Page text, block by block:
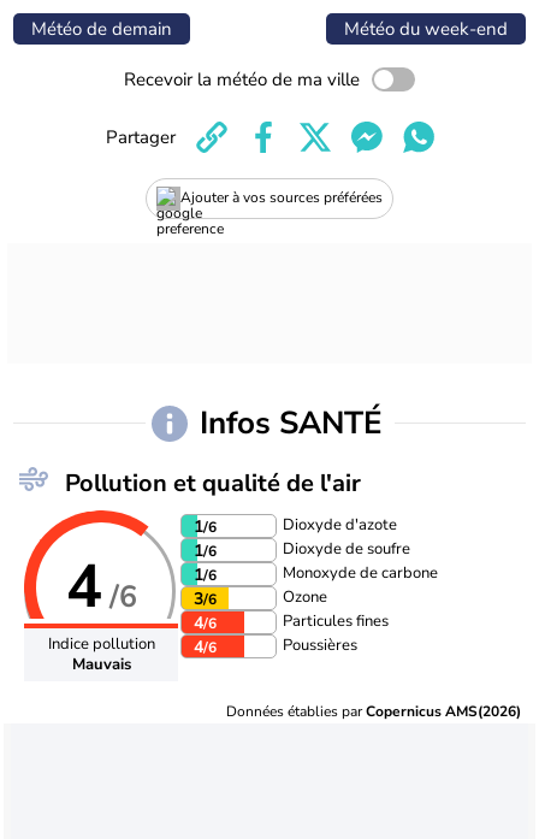
Météo de demain Météo du week-end
Recevoir la météo de ma ville
Ajouter à vos sources préférées
Partager
Infos SANTÉ
Pollution et qualité de l'air
4/6
Indice pollution
Mauvais
1/6 Dioxyde d'azote
1/6 Dioxyde de soufre
1/6 Monoxyde de carbone
3/6 Ozone
4/6 Particules fines
4/6 Poussières
Données établies parCopernicus AMS(2026)